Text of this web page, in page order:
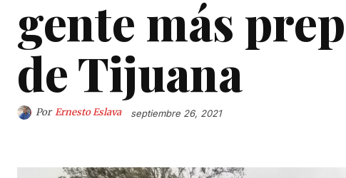
gente más
de Tijuana
Por Ernesto Eslava septiembre 26, 2021